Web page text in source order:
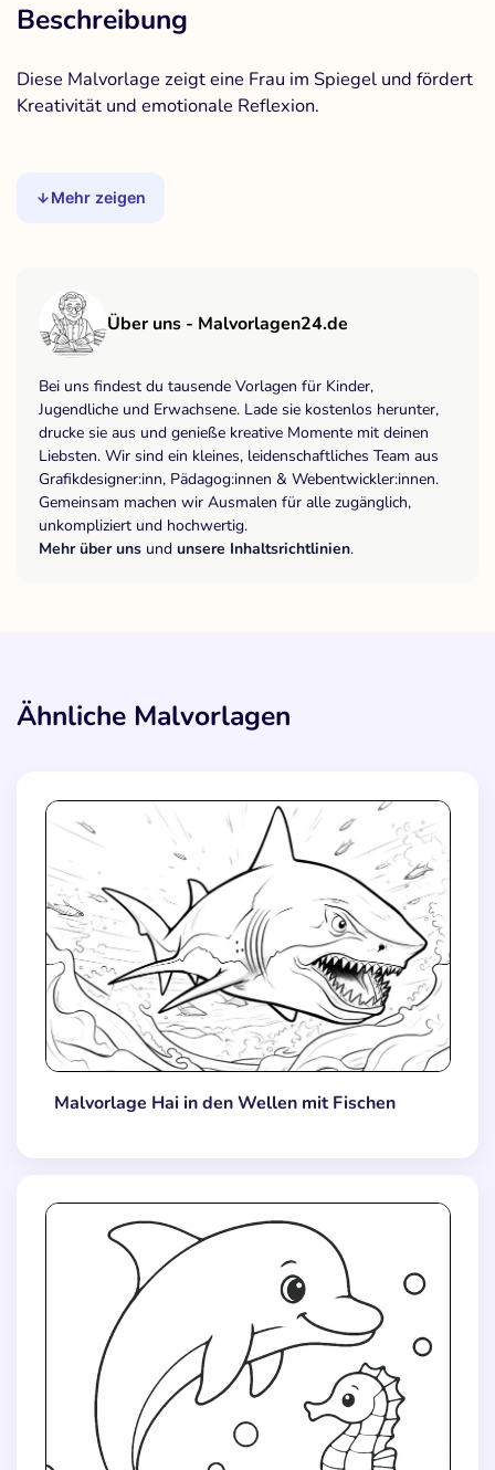
Beschreibung
Diese Malvorlage zeigt eine Frau im Spiegel und fördert
Kreativität und emotionale Reflexion.
Mehr zeigen
Über uns - Malvorlagen24.de
Bei uns findest du tausende Vorlagen für Kinder,
Jugendliche und Erwachsene. Lade sie kostenlos herunter,
drucke sie aus und genieße kreative Momente mit deinen
Liebsten. Wir sind ein kleines, leidenschaftliches Team aus
Grafikdesigner:inn, Pädagog:innen & Webentwickler:innen.
Gemeinsam machen wir Ausmalen für alle zugänglich,
unkompliziert und hochwertig.
Mehr über uns und unsere Inhaltsrichtlinien.
Ähnliche Malvorlagen
Malvorlage Hai in den Wellen mit Fischen